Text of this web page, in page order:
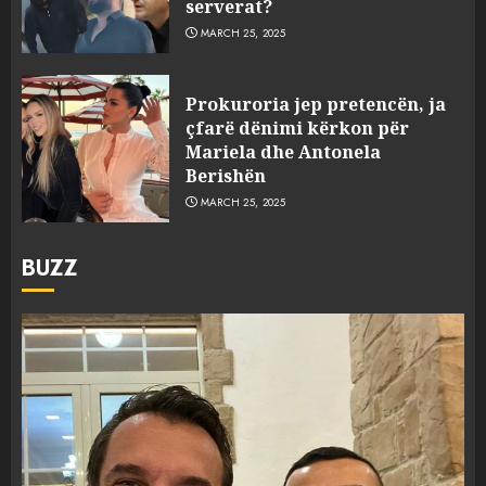
serverat?
MARCH 25, 2025
Prokuroria jep pretencën, ja
çfarë dënimi kërkon për
Mariela dhe Antonela
Berishën
MARCH 25, 2025
BUZZ